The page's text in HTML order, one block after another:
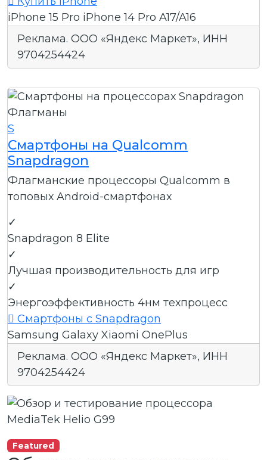
iPhone 15 Pro iPhone 14 Pro A17/A16
Реклама. ООО «Яндекс Маркет», ИНН
9704254424
Флагманы
S
Смартфоны на Qualcomm
Snapdragon
Флагманские процессоры Qualcomm в
топовых Android-смартфонах
✓
Snapdragon 8 Elite
✓
Лучшая производительность для игр
✓
Энергоэффективность 4нм техпроцесс
 Смартфоны с Snapdragon
Samsung Galaxy Xiaomi OnePlus
Реклама. ООО «Яндекс Маркет», ИНН
9704254424
Featured